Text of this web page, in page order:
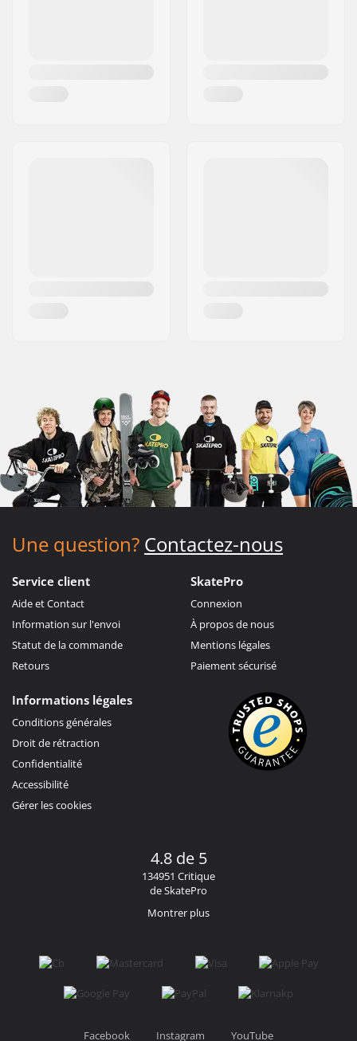
Une question? Contactez-nous
Service client
Aide et Contact
Information sur l'envoi
Statut de la commande
Retours
SkatePro
Connexion
À propos de nous
Mentions légales
Paiement sécurisé
Informations légales
Conditions générales
Droit de rétraction
Confidentialité
Accessibilité
Gérer les cookies
4.8 de 5
134951 Critique
de SkatePro
Montrer plus
Facebook Instagram YouTube